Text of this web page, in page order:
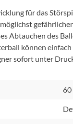
für das
Abtauchen des
können
sofort unter
60